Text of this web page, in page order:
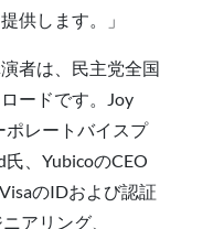
供します。」
者は、民主党全国
ードです。Joy
レートバイスプ
氏、YubicoのCEO
VisaのIDおよび認証
アリング、